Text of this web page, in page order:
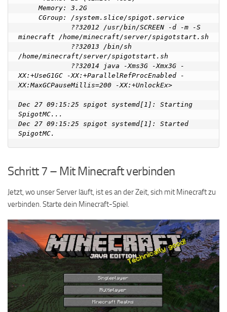
     Memory: 3.2G
minecraft /home/minecraft/server/spigotstart.sh
/home/minecraft/server/spigotstart.sh
XX:+UseG1GC -XX:+ParallelRefProcEnabled -
XX:MaxGCPauseMillis=200 -XX:+UnlockEx>
Dec 27 09:15:25 spigot systemd[1]: Starting
SpigotMC...
Dec 27 09:15:25 spigot systemd[1]: Started
Schritt 7 – Mit Minecraft verbinden
Jetzt, wo unser Server läuft, ist es an der Zeit, sich mit Minecraft zu
verbinden. Starte dein Minecraft-Spiel.